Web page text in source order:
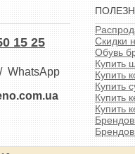
15 25
WhatsApp
Скидки
Обувь
Купить
Купить
Купить
Купить
Купить